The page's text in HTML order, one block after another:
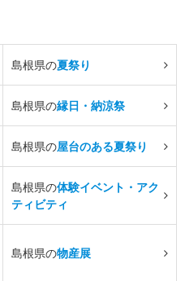
島根県の夏祭り
島根県の縁日・納涼祭
島根県の屋台のある夏祭り
島根県の体験イベント・アク
ティビティ
島根県の物産展